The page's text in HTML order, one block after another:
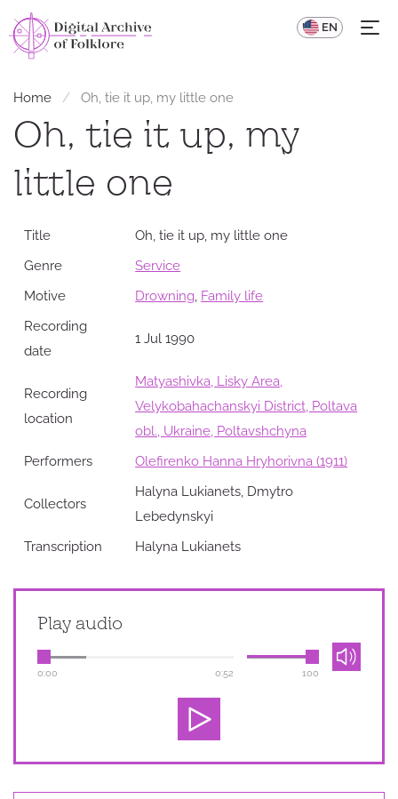
UA EN
Home Oh, tie it up, my little one
Oh, tie it up, my
little one
Title
Oh, tie it up, my little one
Genre
Service
Motive
Drowning Family life
Recording
date
1 Jul 1990
Recording
location
Matyashivka, Lisky Area,
Velykobahachanskyi District, Poltava
obl., Ukraine, Poltavshchyna
Performers
Olefirenko Hanna Hryhorivna (1911)
Collectors
Halyna Lukianets, Dmytro
Lebedynskyi
Transcription
Halyna Lukianets
Play audio
0:00 0:52 100